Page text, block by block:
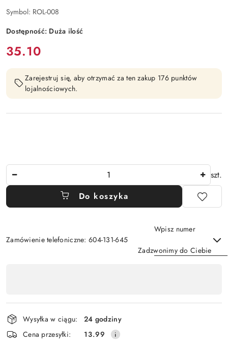
Symbol: ROL-008
Dostępność: Duża ilość
cena:
35.10
Zarejestruj się, aby otrzymać za ten zakup 176 punktów
lojalnościowych.
szt.
Do koszyka
Zamówienie telefoniczne: 604-131-645
Wpisz numer
Zadzwonimy do Ciebie
płatność
i
dostawa
Wysyłka w ciągu:
24 godziny
Cena przesyłki:
13.99